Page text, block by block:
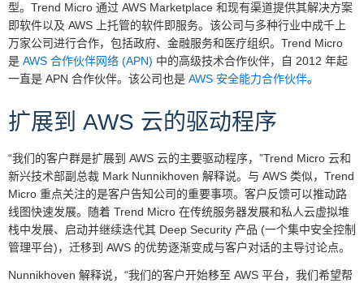
型。Trend Micro 通过 AWS Marketplace 和现有渠道提供其解决方案
即软件以及 AWS 上托管的软件即服务。该公司与多种行业中成千上
万家公司进行合作，包括政府、金融服务和医疗组织。Trend Micro
是 AWS 合作伙伴网络 (APN) 中的高级技术合作伙伴，自 2012 年起
一直是 APN 合作伙伴。该公司也是 AWS 安全能力合作伙伴。
扩展到 AWS 云的驱动程序
“我们的客户群是扩展到 AWS 云的主要驱动程序，”Trend Micro 云和
新兴技术部副总裁 Mark Nunnikhoven 解释说。与 AWS 类似，Trend
Micro 重点关注的是客户告知公司的重要事项。客户反馈可以推动路
线图快速发展。随着 Trend Micro 在传统服务器发展和私人云虚拟堆
栈中发展、启动并继续迭代其 Deep Security 产品 (一个集中安全控制
管理平台)，迁移到 AWS 的优势逐渐变成与客户对话的主导讨论点。
Nunnikhoven 解释说，“我们的客户开始移至 AWS 平台，我们希望帮